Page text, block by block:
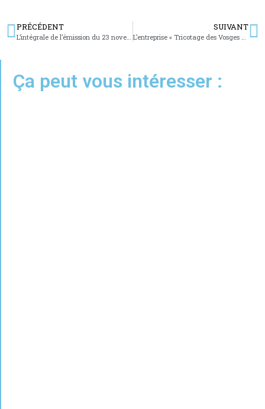
PRÉCÉDENT
L’intégrale de l’émission du 23 novembre 2020
SUIVANT
L’entreprise « Tricotage des Vosges » adopte une production offensive
Ça peut vous intéresser :